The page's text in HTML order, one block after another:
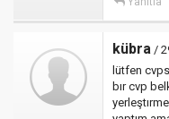
kübra /
lütfen
bır cvp